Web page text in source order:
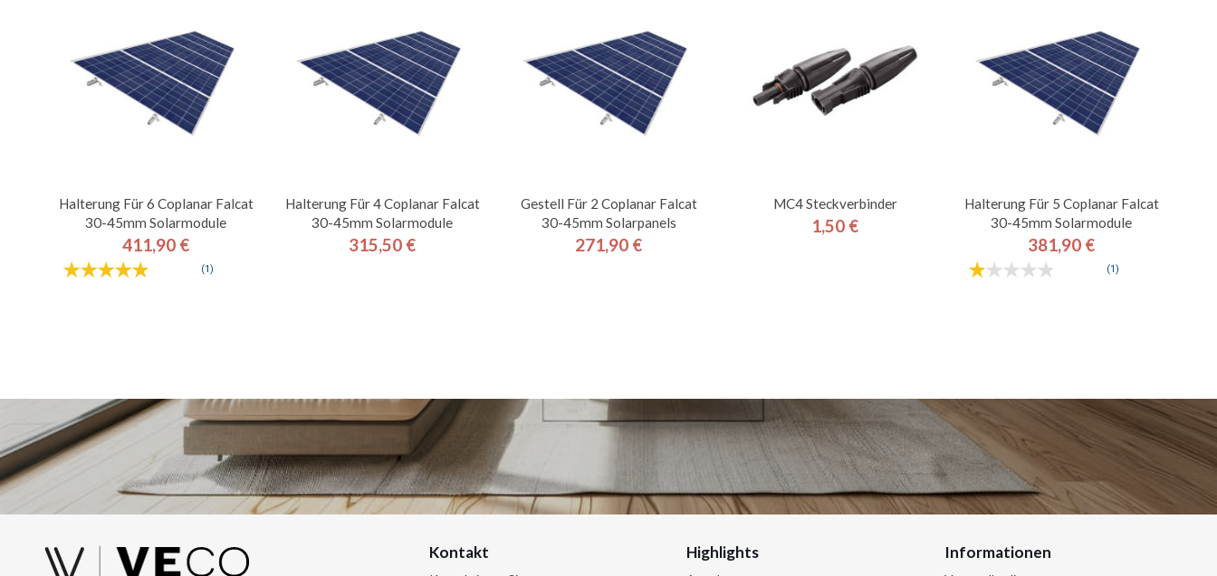
Halterung Für 6 Coplanar Falcat
30-45mm Solarmodule
Preis
411,90 €
(1)
Halterung Für 4 Coplanar Falcat
30-45mm Solarmodule
Preis
315,50 €
Gestell Für 2 Coplanar Falcat
30-45mm Solarpanels
Preis
271,90 €
MC4 Steckverbinder
Preis
1,50 €
Halterung Für 5 Coplanar Falcat
30-45mm Solarmodule
Preis
381,90 €
(1)
Kontakt Highlights Informationen